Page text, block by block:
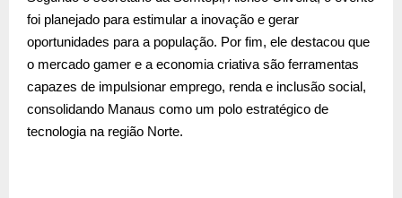
foi planejado para estimular a inovação e gerar
oportunidades para a população. Por fim, ele destacou que
o mercado gamer e a economia criativa são ferramentas
capazes de impulsionar emprego, renda e inclusão social,
consolidando Manaus como um polo estratégico de
tecnologia na região Norte.